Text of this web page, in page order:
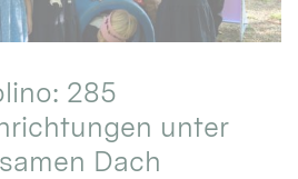
285
unter
Dach